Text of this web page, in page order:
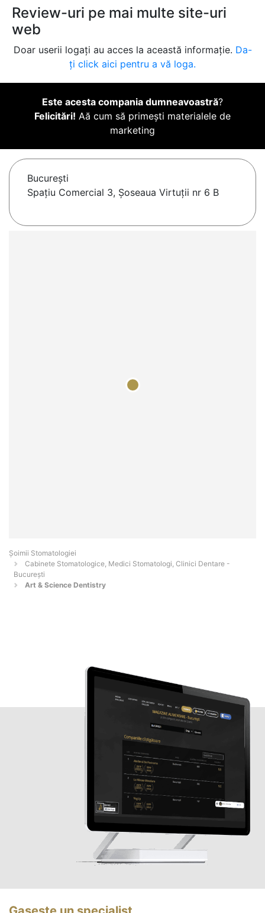
Review-uri pe mai multe site-uri
web
Doar userii logați au acces la această informație. Da-
ți click aici pentru a vă loga.
Este acesta compania dumneavoastră?
Felicitări! Aă cum să primești materialele de
marketing
Bucureşti
Spațiu Comercial 3, Șoseaua Virtuții nr 6 B
Șoimii Stomatologiei
Cabinete Stomatologice, Medici Stomatologi, Clinici Dentare -
Bucureşti
Art & Science Dentistry